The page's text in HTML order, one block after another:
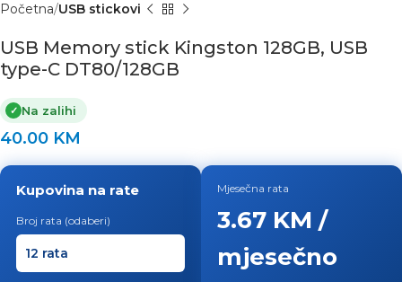
Početna USB stickovi
USB Memory stick Kingston 128GB, USB
type-C DT80/128GB
✓ Na zalihi
40.00 KM
Kupovina na rate
Broj rata (odaberi)
Mjesečna rata
3.67 KM /
mjesečno